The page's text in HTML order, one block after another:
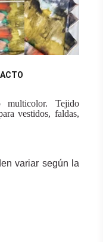
multicolor. Tejido
vestidos, faldas,
variar según la